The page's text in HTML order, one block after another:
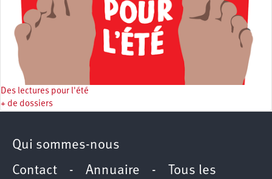
Des lectures pour l'été
+ de dossiers
Qui sommes-nous
Contact - Annuaire -
Tous les